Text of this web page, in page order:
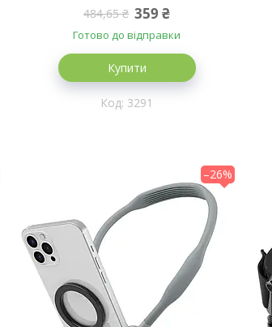
484,65 ₴ 359 ₴
Готово до відправки
Купити
3291
–26%